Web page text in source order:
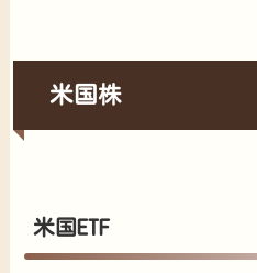
米国株
米国ETF